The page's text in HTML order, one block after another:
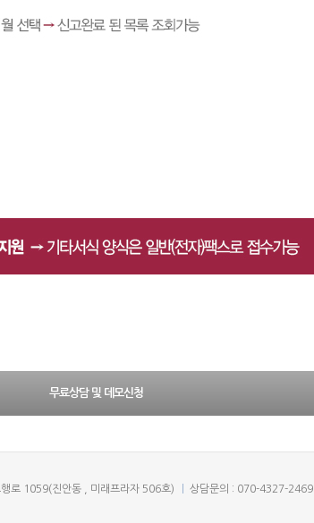
무료상담 및 데모신청
로 1059(진안동 , 미래프라자 506호) 상담문의 : 070-4327-2469